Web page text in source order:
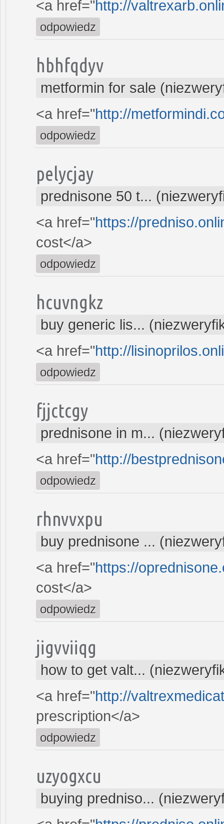
<a href="http://
odpowiedz
hbhfqdyv
metformin for sale
<a href="http://
odpowiedz
pelycjay
prednisone 50 t...
<a href="https://
cost</a>
odpowiedz
hcuvngkz
buy generic lis...
<a href="http://
odpowiedz
fjjctcgy
prednisone in m...
<a href="http://
odpowiedz
rhnvvxpu
buy prednisone ...
<a href="https://
cost</a>
odpowiedz
jigvviiqg
how to get valt...
<a href="http://
prescription</a>
odpowiedz
uzyogxcu
buying predniso...